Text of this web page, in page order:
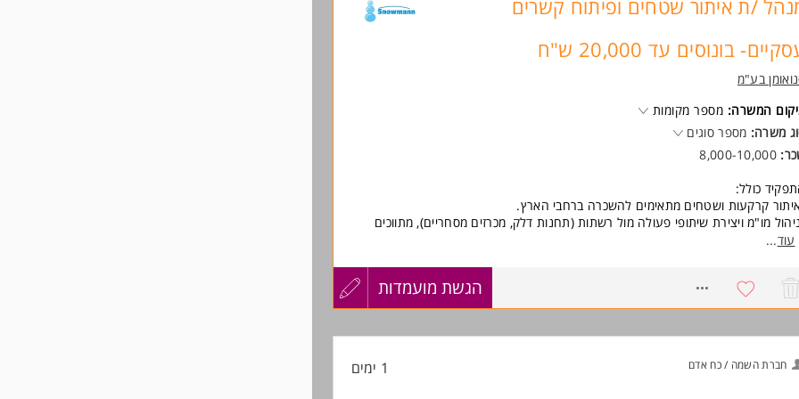
משפטי יתרון
לעוד משרות ומידע על שופרסל >
/ת איתור שטחים ופיתוח קשרים
בונוסים עד 20,000 ש"ח
בע"מ
המשרה: מספר מקומות
משרה: מספר סוגים
8,000-10,000
כולל:
קרקעות ושטחים מתאימים להשכרה ברחבי הארץ.
מו"מ ויצירת שיתופי פעולה מול רשתות (תחנות דלק, מכרזים מסחריים), מתווכים
קרקעות פרטיים.
ואפשרויות קידום:
-מודל העלאת שכר ייחודי: תוספת קבועה של 500-1,000 לשכר החודשי על כל עסקה
(עד לתקרה של 20,000)!
עבודה: משרדי החברה בחיפה + עבודת שטח ברחבי הארץ.
עוד...
הגשת מועמדות
עדכון
חברת השמה / כח אדם 1 ימים